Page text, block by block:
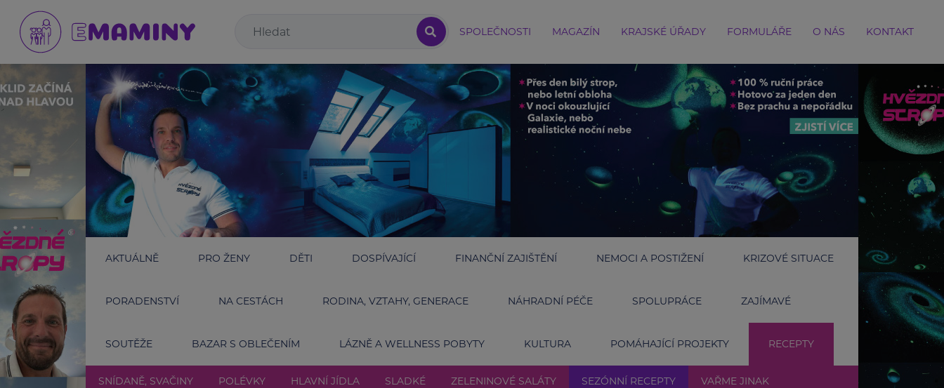
SPOLEČNOSTI MAGAZÍN KRAJSKÉ ÚŘADY FORMULÁŘE O NÁS KONTAKT
AKTUÁLNĚ PRO ŽENY DĚTI DOSPÍVAJÍCÍ FINANČNÍ ZAJIŠTĚNÍ NEMOCI A POSTIŽENÍ KRIZOVÉ SITUACE
PORADENSTVÍ NA CESTÁCH RODINA, VZTAHY, GENERACE NÁHRADNÍ PÉČE SPOLUPRÁCE ZAJÍMAVÉ
SOUTĚŽE BAZAR S OBLEČENÍM LÁZNĚ A WELLNESS POBYTY KULTURA POMÁHAJÍCÍ PROJEKTY RECEPTY
SNÍDANĚ, SVAČINY POLÉVKY HLAVNÍ JÍDLA SLADKÉ ZELENINOVÉ SALÁTY SEZÓNNÍ RECEPTY VAŘME JINAK